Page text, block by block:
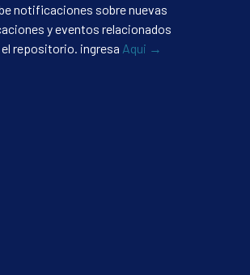
notificaciones sobre nuevas
y eventos relacionados
repositorio. ingresa Aqui →